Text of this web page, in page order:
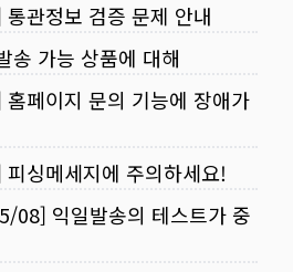
관정보 검증 문제 안내
송 가능 상품에 대해
홈페이지 문의 기능에 장애가
피싱메세지에 주의하세요!
08] 익일발송의 테스트가 중